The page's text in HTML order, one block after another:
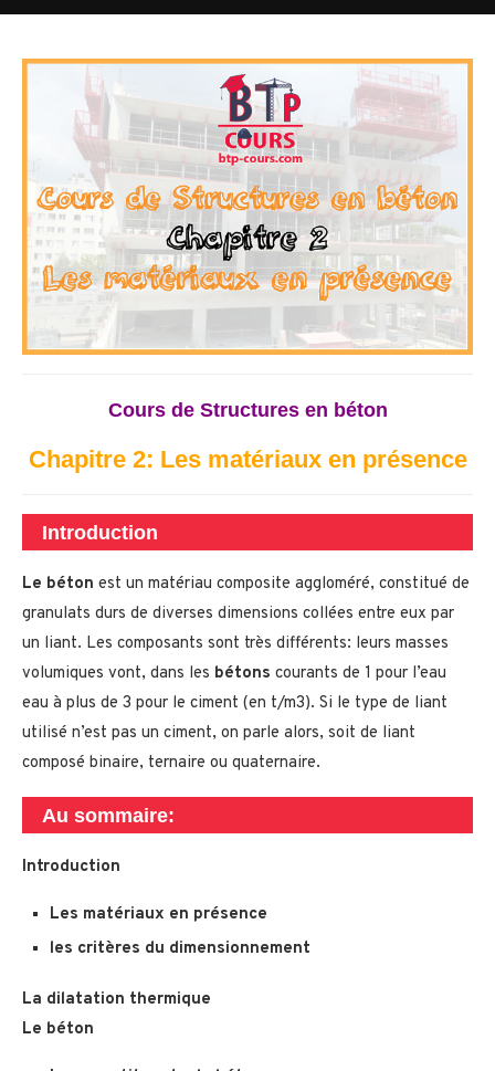
Cours de Structures en béton
Chapitre 2: Les matériaux en présence
Introduction
Le béton est un matériau composite aggloméré, constitué de
granulats durs de diverses dimensions collées entre eux par
un liant. Les composants sont très différents: leurs masses
volumiques vont, dans les bétons courants de 1 pour l’eau
eau à plus de 3 pour le ciment (en t/m3). Si le type de liant
utilisé n’est pas un ciment, on parle alors, soit de liant
composé binaire, ternaire ou quaternaire.
Au sommaire:
Introduction
Les matériaux en présence
les critères du dimensionnement
La dilatation thermique
Le béton